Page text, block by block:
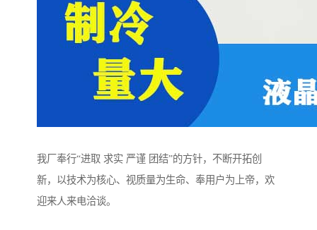
我厂奉行“进取 求实 严谨 团结”的方针，不断开拓创
新，以技术为核心、视质量为生命、奉用户为上帝，欢
迎来人来电洽谈。